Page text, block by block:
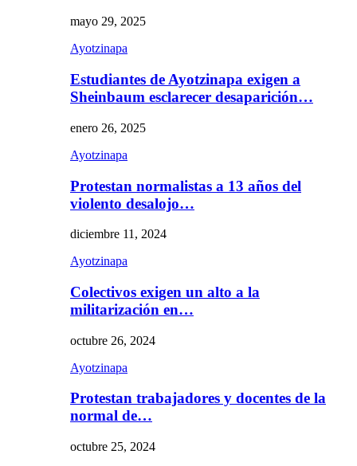
mayo 29, 2025
Ayotzinapa
Estudiantes de Ayotzinapa exigen a
Sheinbaum esclarecer desaparición…
enero 26, 2025
Ayotzinapa
Protestan normalistas a 13 años del
violento desalojo…
diciembre 11, 2024
Ayotzinapa
Colectivos exigen un alto a la
militarización en…
octubre 26, 2024
Ayotzinapa
Protestan trabajadores y docentes de la
normal de…
octubre 25, 2024